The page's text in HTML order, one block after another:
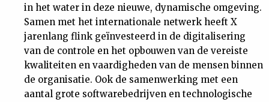
in het water in deze nieuwe, dynamische omgeving.
Samen met het internationale netwerk heeft X
jarenlang flink geïnvesteerd in de digitalisering
van de controle en het opbouwen van de vereiste
kwaliteiten en vaardigheden van de mensen binnen
de organisatie. Ook de samenwerking met een
aantal grote softwarebedrijven en technologische